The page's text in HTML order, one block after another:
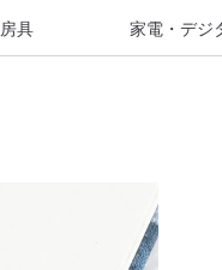
具 家電・デジ